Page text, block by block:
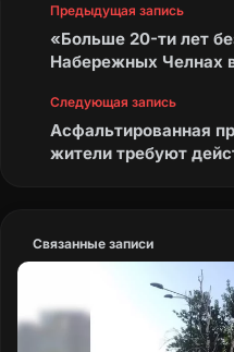
Предыдущая запись
«Больше 20-ти лет
Набережных Челнах
Следующая запись
Асфальтированная
жители требуют
Связанные записи